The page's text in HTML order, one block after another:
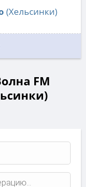
(Хельсинки)
FM